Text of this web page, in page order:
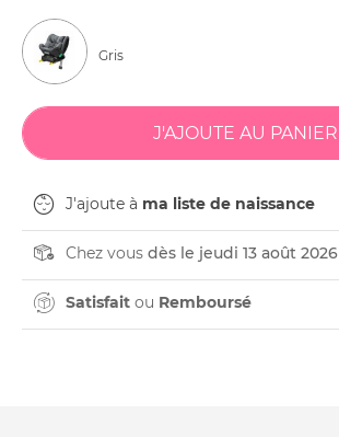
Gris
J'ajoute à ma liste de naissance
Chez vous dès le jeudi 13 août 2026
Satisfait ou Remboursé